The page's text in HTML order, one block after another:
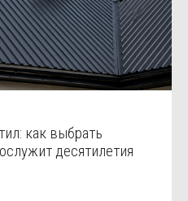
как выбрать
десятилетия